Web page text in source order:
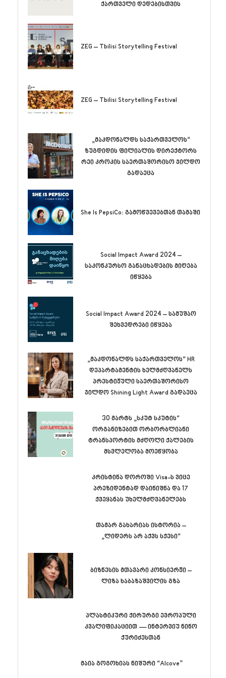
ქართველი დედებისთვის
ZEG – Tbilisi Storytelling Festival
ZEG – Tbilisi Storytelling Festival
„მაკდონალდს საქართველოს“
ზუგდიდის ფილიალის დირექტორს
რეი კროკის საერთაშორისო ჯილდო
გადაეცა
She Is PepsiCo: გამოწვევებთან თამაში
Social Impact Award 2024 –
საკონკურსო განაცხადების მიღება
იწყება
Social Impact Award 2024 – სამუშაო
შეხვედრები იწყება
„მაკდონალდს საქართველოს“ HR
დეპარტამენტის ხელმძღვანელს
პრესტიჟული საერთაშორისო
ჯილდო Shining Light Award გადაეცა
30 მარტს „სკუტ სკუტის“
ორგანიზებით ორბორბლიანი
ტრანსპორტის მძღოლი ქალების
მსვლელობა მოეწყობა
კრისტინა დოროში Visa-ს ვიცე
პრეზიდენტად დაინიშნა და 17
ქვეყანას უხელმძღვანელებს
თამარ გახარიას ისტორია –
„ლიდერს არ აქვს სქესი“
ბიზნესის მთავარი კონსიერჟი –
ლიზა ხაბაზაშვილის გზა
პლასტიკური ქირურგი ევროპული
კვალიფიკაციით — ინტერვიუ ნინო
ქურიძესთან
მაია გოგოხიას ნიშური “Alcove”